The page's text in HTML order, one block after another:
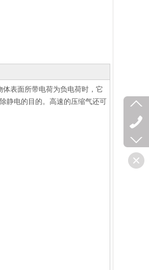
表面所带电荷为负电荷时，它
静电的目的。高速的压缩气还可